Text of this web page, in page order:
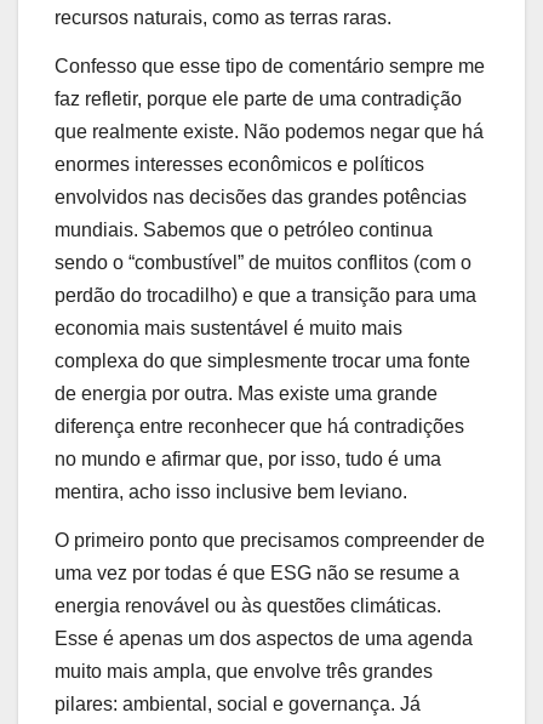
recursos naturais, como as terras raras.
Confesso que esse tipo de comentário sempre me
faz refletir, porque ele parte de uma contradição
que realmente existe. Não podemos negar que há
enormes interesses econômicos e políticos
envolvidos nas decisões das grandes potências
mundiais. Sabemos que o petróleo continua
sendo o “combustível” de muitos conflitos (com o
perdão do trocadilho) e que a transição para uma
economia mais sustentável é muito mais
complexa do que simplesmente trocar uma fonte
de energia por outra. Mas existe uma grande
diferença entre reconhecer que há contradições
no mundo e afirmar que, por isso, tudo é uma
mentira, acho isso inclusive bem leviano.
O primeiro ponto que precisamos compreender de
uma vez por todas é que ESG não se resume a
energia renovável ou às questões climáticas.
Esse é apenas um dos aspectos de uma agenda
muito mais ampla, que envolve três grandes
pilares: ambiental, social e governança. Já